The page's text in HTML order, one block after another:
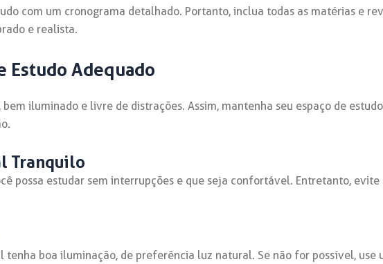
com um cronograma detalhado. Portanto, inclua todas as matérias e
e realista.
Estudo Adequado
iluminado e livre de distrações. Assim, mantenha seu espaço de
Tranquilo
possa estudar sem interrupções e que seja confortável. Entretanto,
tenha boa iluminação, de preferência luz natural. Se não for possível, use